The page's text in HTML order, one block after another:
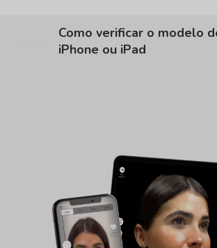
Como verificar o modelo
iPhone ou iPad